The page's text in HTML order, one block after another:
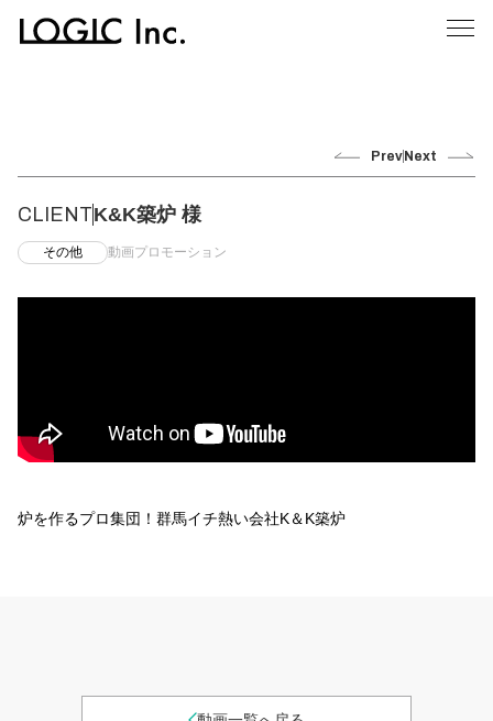
Prev Next
CLIENTK&K築炉 様
その他 動画プロモーション
炉を作るプロ集団！群馬イチ熱い会社K＆K築炉